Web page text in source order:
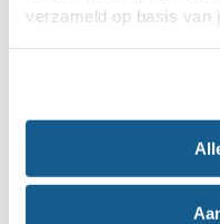
verzameld op basis van